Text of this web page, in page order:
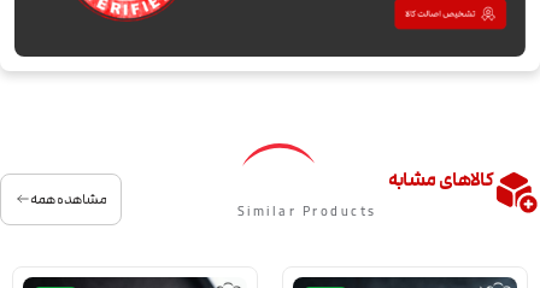
کالاهای مشابه
Similar Products
مشاهده همه